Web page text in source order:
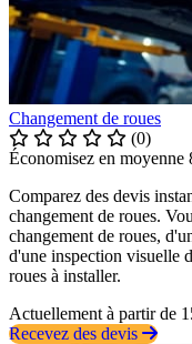
Changement de roues
(0)
Économisez en moyenne
Comparez des devis
changement de roues.
changement de roues,
d'une inspection visuelle
roues à installer.
Actuellement à partir de
Recevez des devis